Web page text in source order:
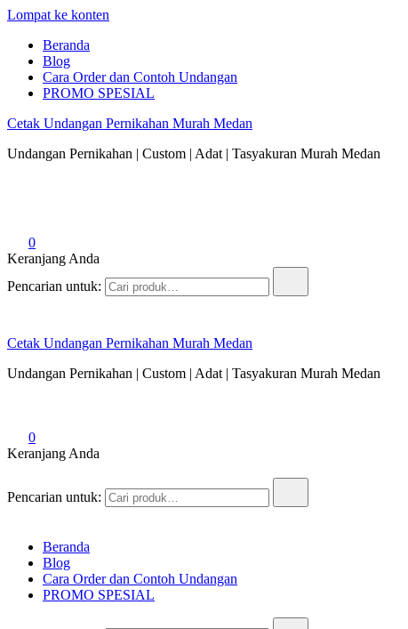
Lompat ke konten
Beranda
Blog
Cara Order dan Contoh Undangan
PROMO SPESIAL
Cetak Undangan Pernikahan Murah Medan
Undangan Pernikahan | Custom | Adat | Tasyakuran Murah Medan
0
Keranjang Anda
Pencarian untuk:
Cetak Undangan Pernikahan Murah Medan
Undangan Pernikahan | Custom | Adat | Tasyakuran Murah Medan
0
Keranjang Anda
Pencarian untuk:
Beranda
Blog
Cara Order dan Contoh Undangan
PROMO SPESIAL